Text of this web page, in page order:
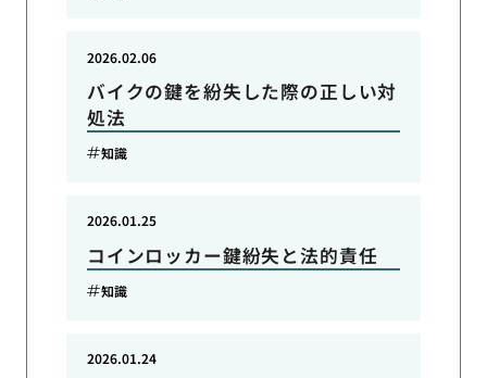
バイクの鍵を紛失した際の正しい対
処法
2026.02.06
知識
コインロッカー鍵紛失と法的責任
2026.01.25
知識
2026.01.24